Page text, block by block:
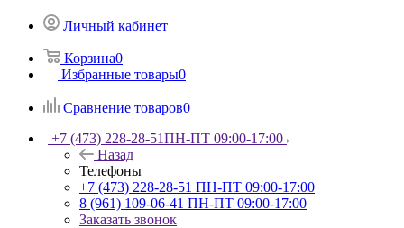
Личный кабинет
Корзина0
Избранные товары0
Сравнение товаров0
+7 (473) 228-28-51ПН-ПТ 09:00-17:00
Назад
Телефоны
+7 (473) 228-28-51 ПН-ПТ 09:00-17:00
8 (961) 109-06-41 ПН-ПТ 09:00-17:00
Заказать звонок